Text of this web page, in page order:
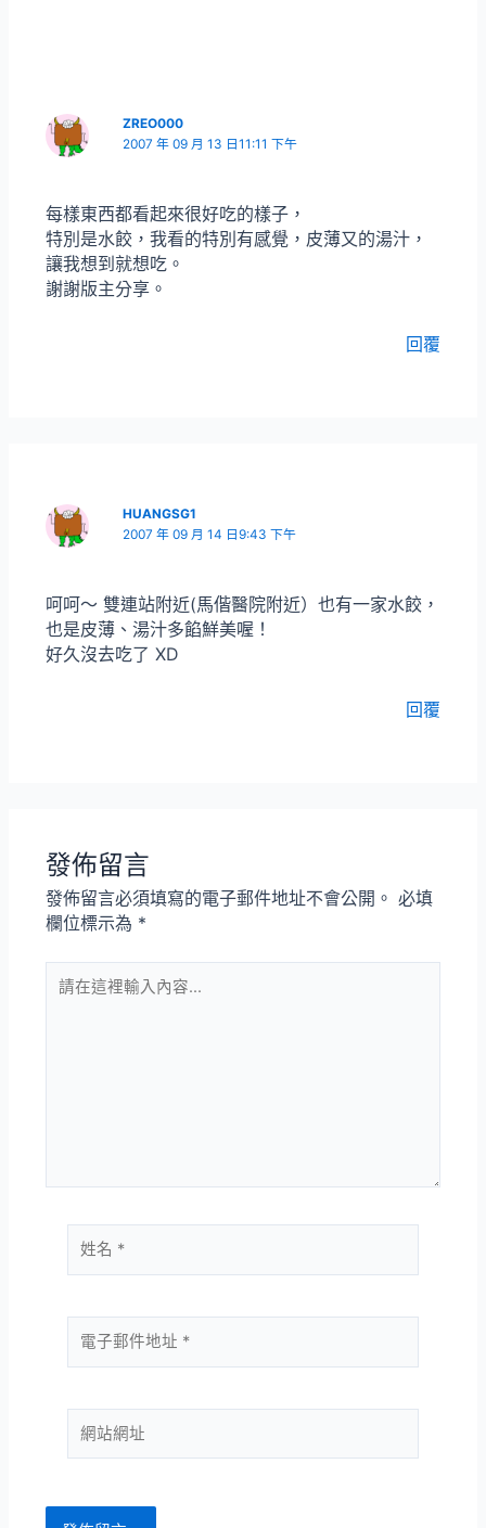
ZREO000
2007 年 09 月 13 日11:11 下午
每樣東西都看起來很好吃的樣子，
特別是水餃，我看的特別有感覺，皮薄又的湯汁，
讓我想到就想吃。
謝謝版主分享。
回覆
HUANGSG1
2007 年 09 月 14 日9:43 下午
呵呵～ 雙連站附近(馬偕醫院附近）也有一家水餃，
也是皮薄、湯汁多餡鮮美喔！
好久沒去吃了 XD
回覆
發佈留言
發佈留言必須填寫的電子郵件地址不會公開。 必填
欄位標示為 *
在
名
子
地
站